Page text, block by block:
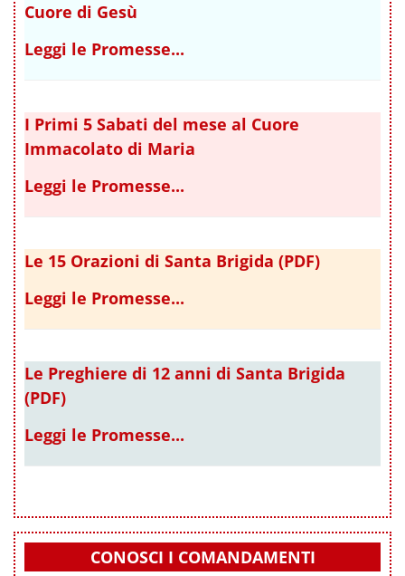
Cuore di Gesù
Leggi le Promesse...
I Primi 5 Sabati del mese al Cuore
Immacolato di Maria
Leggi le Promesse...
Le 15 Orazioni di Santa Brigida (PDF)
Leggi le Promesse...
Le Preghiere di 12 anni di Santa Brigida
(PDF)
Leggi le Promesse...
CONOSCI I COMANDAMENTI